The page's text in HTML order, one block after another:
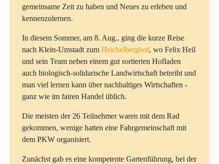
gemeinsame Zeit zu haben und Neues zu erleben und
kennenzulernen.
In diesem Sommer, am 8. Aug., ging die kurze Reise
nach Klein-Umstadt zum Heichelberghof, wo Felix Heil
und sein Team neben einem gut sortierten Hofladen
auch biologisch-solidarische Landwirtschaft betreibt und
man viel lernen kann über nachhaltiges Wirtschaften -
ganz wie im fairen Handel üblich.
Die meisten der 26 Teilnehmer waren mit dem Rad
gekommen, wenige hatten eine Fahrgemeinschaft mit
dem PKW organisiert.
Zunächst gab es eine kompetente Gartenführung, bei der